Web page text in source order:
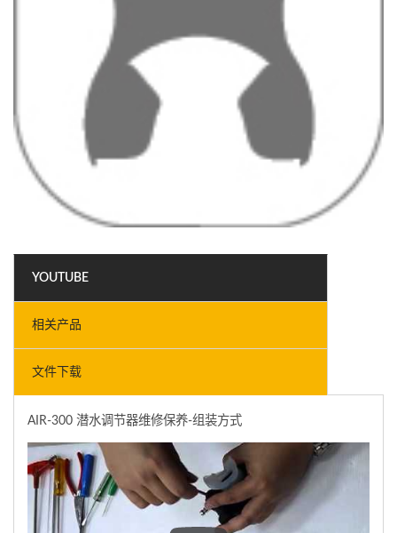
YOUTUBE
相关产品
文件下载
AIR-300 潜水调节器维修保养-组装方式